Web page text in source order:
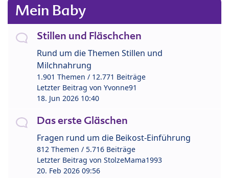
Mein Baby
Stillen und Fläschchen
Rund um die Themen Stillen und
Milchnahrung
1.901 Themen / 12.771 Beiträge
Letzter Beitrag von Yvonne91
18. Jun 2026 10:40
Das erste Gläschen
Fragen rund um die Beikost-Einführung
812 Themen / 5.716 Beiträge
Letzter Beitrag von StolzeMama1993
20. Feb 2026 09:56